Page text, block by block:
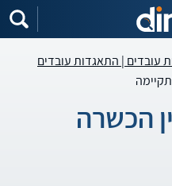
עובדים | התאגדות עובדים
הכשרה